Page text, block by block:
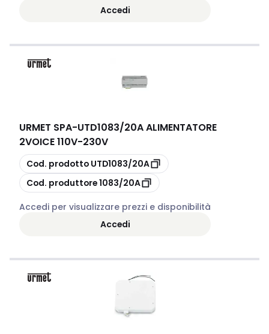
Accedi
URMET SPA-UTD1083/20A ALIMENTATORE
2VOICE 110V-230V
copia
Cod. prodotto UTD1083/20A
copia
Cod. produttore1083/20A
Accedi per visualizzare prezzi e disponibilità
Accedi